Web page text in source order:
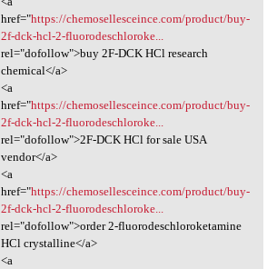
href="https://chemosellesceince.com/product/buy-
2f-dck-hcl-2-fluorodeschloroke...
rel="dofollow">buy 2F-DCK HCl research
chemical</a>
<a
href="https://chemosellesceince.com/product/buy-
2f-dck-hcl-2-fluorodeschloroke...
rel="dofollow">2F-DCK HCl for sale USA
vendor</a>
<a
href="https://chemosellesceince.com/product/buy-
2f-dck-hcl-2-fluorodeschloroke...
rel="dofollow">order 2-fluorodeschloroketamine
HCl crystalline</a>
<a